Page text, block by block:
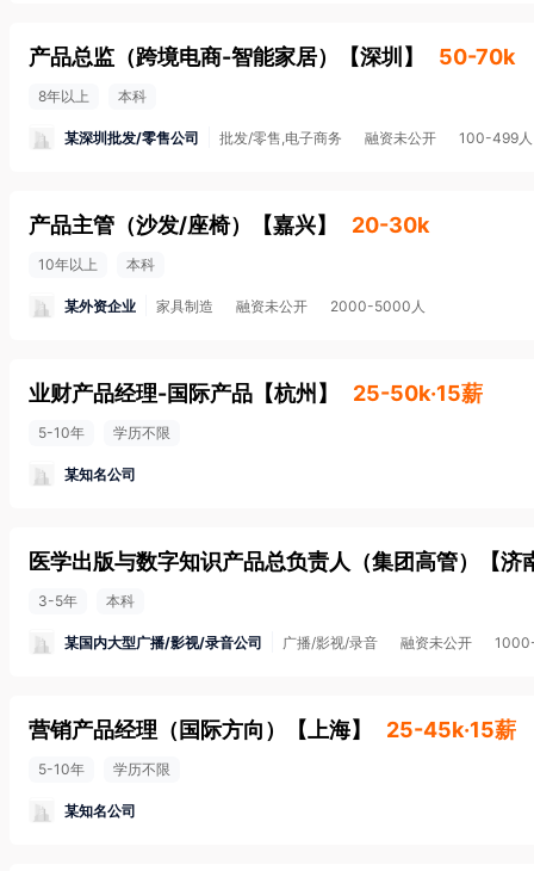
产品总监（跨境电商-智能家居） 【深圳 】 50-70k
8年以上 本科
某深圳批发/零售公司 批发/零售,电子商务 融资未公开 100-499人
产品主管（沙发/座椅） 【嘉兴】 20-30k
10年以上 本科
某外资企业 家具制造 融资未公开 2000-5000人
业财产品经理-国际产品 【杭州 】 25-50k·15薪
5-10年 学历不限
某知名公司
医学出版与数字知识产品总负责人（集团高管） 【济
3-5年 本科
某国内大型广播/影视/录音公司 广播/影视/录音 融资未公开
营销产品经理（国际方向） 【 上海】 25-45k·15薪
5-10年 学历不限
某知名公司